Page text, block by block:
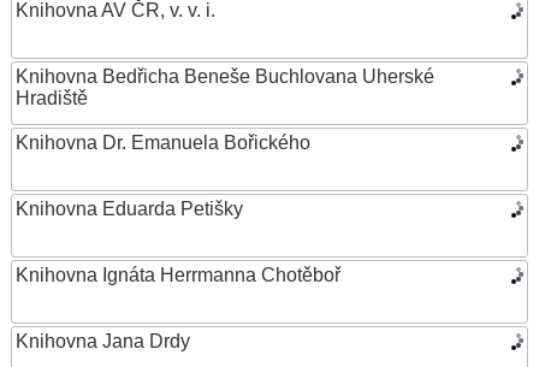
Knihovna AV ČR, v. v. i.
Knihovna Bedřicha Beneše Buchlovana Uherské
Hradiště
Knihovna Dr. Emanuela Bořického
Knihovna Eduarda Petišky
Knihovna Ignáta Herrmanna Chotěboř
Knihovna Jana Drdy